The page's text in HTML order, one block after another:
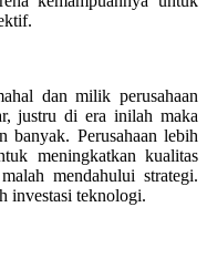
dan milik perusahaan
justru di era inilah maka
banyak. Perusahaan lebih
meningkatkan kualitas
mendahului strategi.
investasi teknologi.